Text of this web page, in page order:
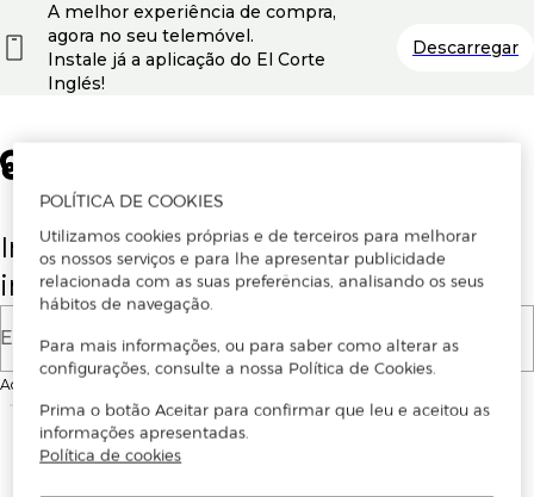
Insira o seu email para se registar ou
iniciar sessão.
E-mail
Ao continuar, aceitas as
A melhor experiência de compra,
agora no seu telemóvel.
Instale já a aplicação do El Corte
Inglés!
Descarregar
POLÍTICA DE COOKIES
Utilizamos cookies próprias e de terceiros para melhorar
os nossos serviços e para lhe apresentar publicidade
relacionada com as suas preferências, analisando os seus
hábitos de navegação.
Para mais informações, ou para saber como alterar as
configurações, consulte a nossa Política de Cookies.
Prima o botão Aceitar para confirmar que leu e aceitou as
informações apresentadas.
Política de cookies